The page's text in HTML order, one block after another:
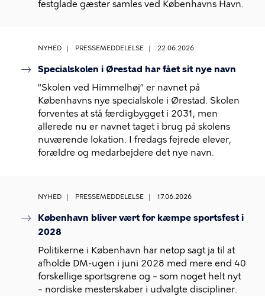
festglade gæster samles ved Københavns Havn.
NYHED PRESSEMEDDELELSE 22.06.2026
Specialskolen i Ørestad har fået sit nye navn
“Skolen ved Himmelhøj” er navnet på
Københavns nye specialskole i Ørestad. Skolen
forventes at stå færdigbygget i 2031, men
allerede nu er navnet taget i brug på skolens
nuværende lokation. I fredags fejrede elever,
forældre og medarbejdere det nye navn.
NYHED PRESSEMEDDELELSE 17.06.2026
København bliver vært for kæmpe sportsfest i
2028
Politikerne i København har netop sagt ja til at
afholde DM-ugen i juni 2028 med mere end 40
forskellige sportsgrene og – som noget helt nyt
– nordiske mesterskaber i udvalgte discipliner.